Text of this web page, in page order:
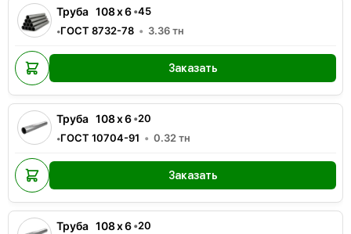
Труба 108x6•45
•ГОСТ 8732-78 3.36тн
Заказать
Труба 108x6•20
•ГОСТ 10704-91 0.32 тн
Заказать
Труба 108x6•20